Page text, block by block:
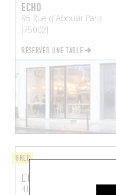
ECHO
95 Rue d'Aboukir Paris
(75002)
RÉSERVER UNE TABLE
GREC
L’OUZERI
41 Rue du Ruisseau